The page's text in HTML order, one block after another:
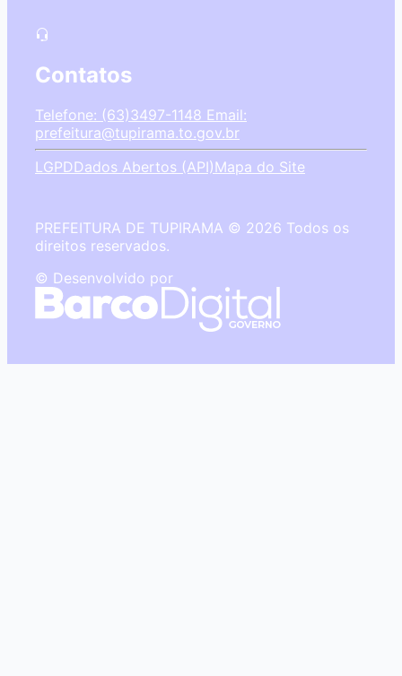
Contatos
Telefone: (63)3497-1148 Email:
prefeitura@tupirama.to.gov.br
LGPDDados Abertos (API)Mapa do Site
PREFEITURA DE TUPIRAMA © 2026 Todos os
direitos reservados.
© Desenvolvido por